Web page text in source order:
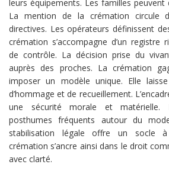
leurs équipements. Les familles
La mention de la crémation circule
directives. Les opérateurs définissent
crémation s’accompagne d’un registre
de contrôle. La décision prise du
auprès des proches. La crémation
imposer un modèle unique. Elle
d’hommage et de recueillement.
une sécurité morale et
posthumes fréquents autour du
stabilisation légale offre un socle à
crémation s’ancre ainsi dans le droit
avec clarté.